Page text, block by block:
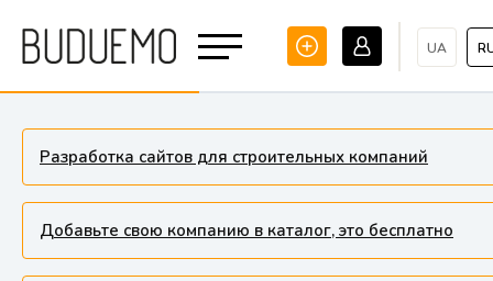
UA
Разработка сайтов для строительных компаний
Добавьте свою компанию в каталог, это бесплатно